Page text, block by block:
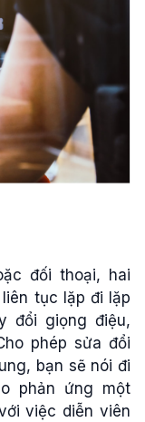
đối thoại, hai
tục lặp đi lặp
đổi giọng điệu,
phép sửa đổi
bạn sẽ nói đi
phản ứng một
việc diễn viên